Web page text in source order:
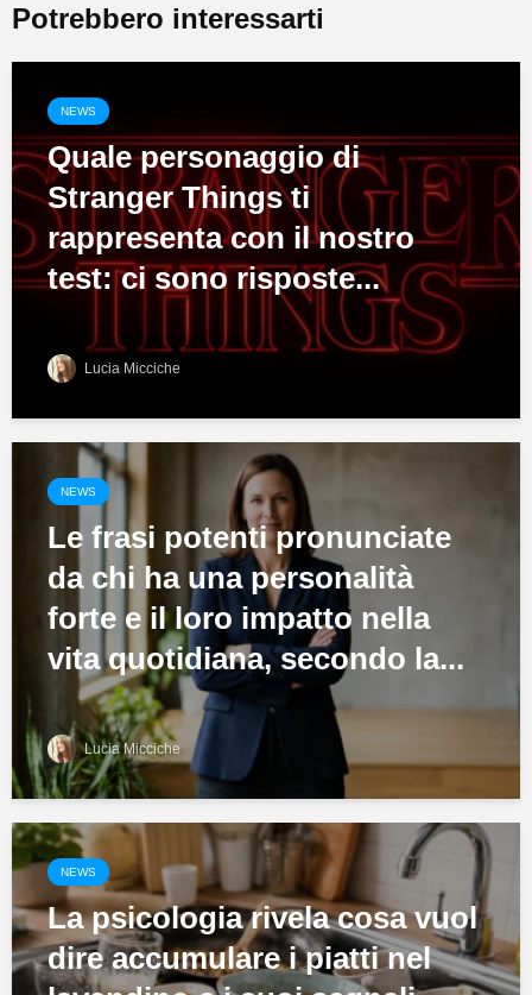
Potrebbero interessarti
NEWS
Quale personaggio di
Stranger Things ti
rappresenta con il nostro
test: ci sono risposte...
Lucia Micciche
NEWS
Le frasi potenti pronunciate
da chi ha una personalità
forte e il loro impatto nella
vita quotidiana, secondo la...
Lucia Micciche
NEWS
La psicologia rivela cosa vuol
dire accumulare i piatti nel